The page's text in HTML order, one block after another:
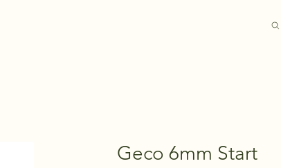
Geco 6mm Start